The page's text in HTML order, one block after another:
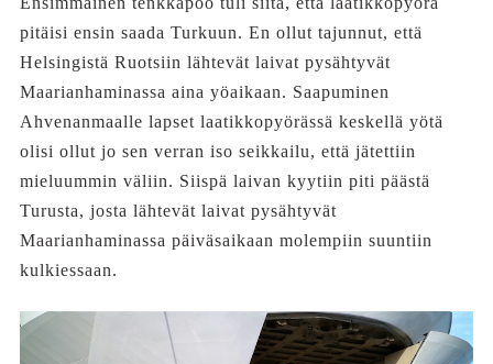
pitäisi ensin saada Turkuun. En ollut tajunnut, että
Helsingistä Ruotsiin lähtevät laivat pysähtyvät
Maarianhaminassa aina yöaikaan. Saapuminen
Ahvenanmaalle lapset laatikkopyörässä keskellä yötä
olisi ollut jo sen verran iso seikkailu, että jätettiin
mieluummin väliin. Siispä laivan kyytiin piti päästä
Turusta, josta lähtevät laivat pysähtyvät
Maarianhaminassa päiväsaikaan molempiin suuntiin
kulkiessaan.